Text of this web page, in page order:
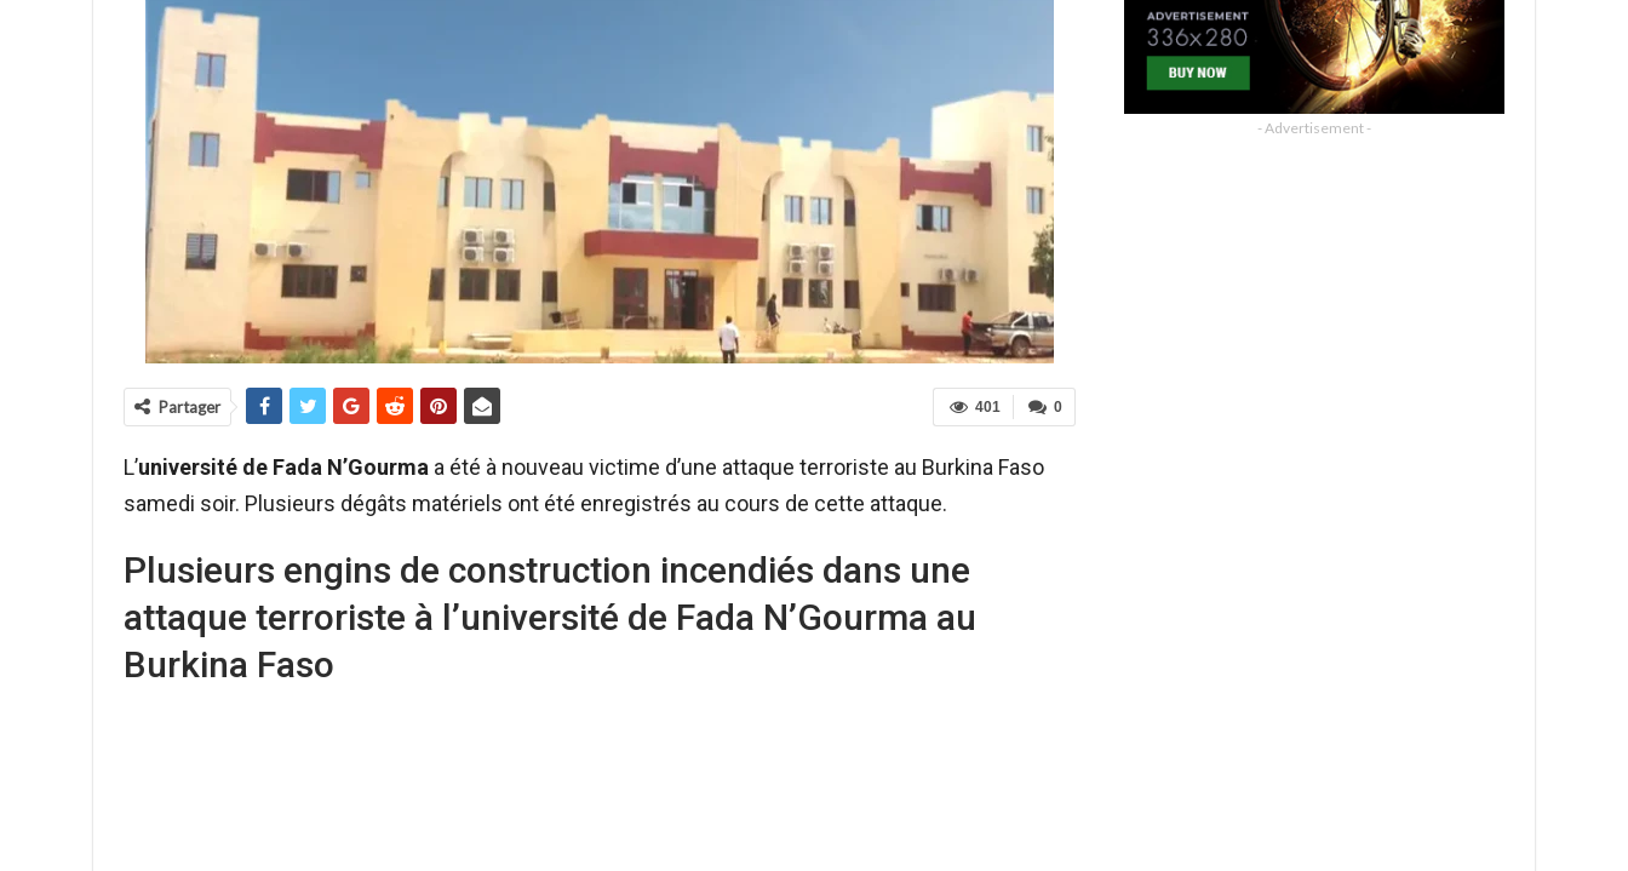
0
401
Partager
L’université de Fada N’Gourma a été à nouveau victime d’une attaque terroriste au Burkina Faso
samedi soir. Plusieurs dégâts matériels ont été enregistrés au cours de cette attaque.
Plusieurs engins de construction incendiés dans une
attaque terroriste à l’université de Fada N’Gourma au
Burkina Faso
- Advertisement -